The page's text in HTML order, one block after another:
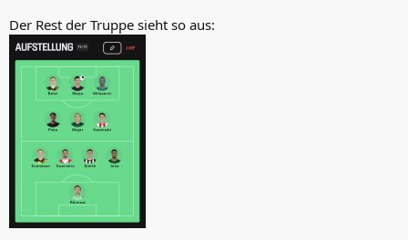
Der Rest der Truppe sieht so aus: